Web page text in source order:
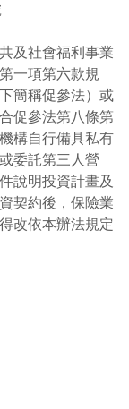
及社會福利事業
一項第六款規
簡稱促參法）或
促參法第八條第
構自行備具私有
委託第三人營
說明投資計畫及
契約後，保險業
改依本辦法規定